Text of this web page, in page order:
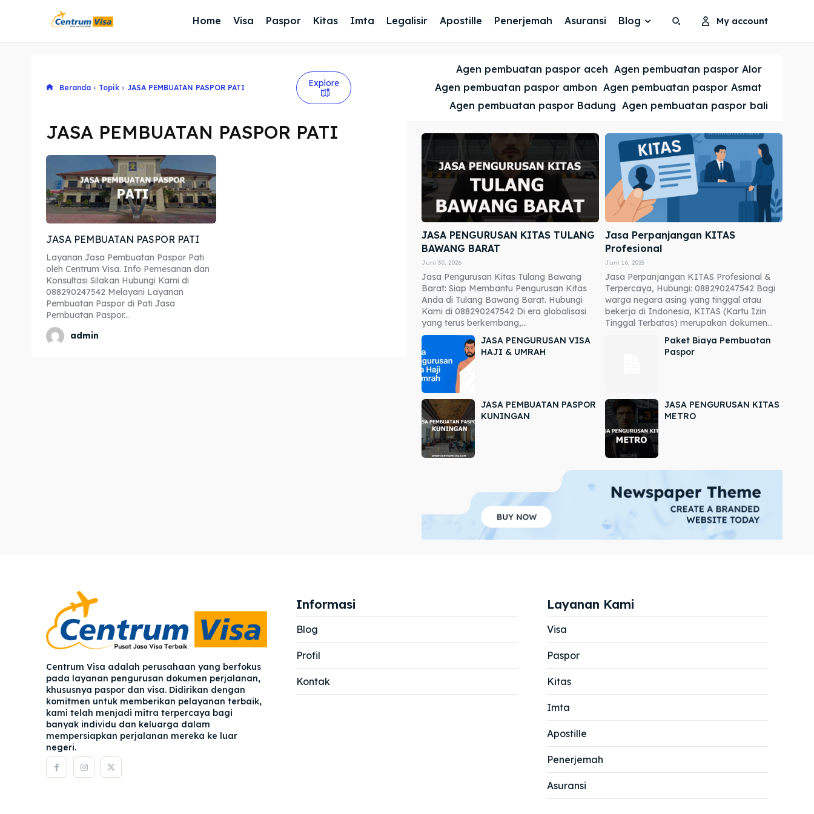
Explore our destinations
Blog
Cari
Explore our destinations
Blog
Cari
Home Visa Paspor Kitas Imta Legalisir Apostille Penerjemah Asuransi Blog My account
Beranda Topik JASA PEMBUATAN PASPOR PATI Explore
Agen pembuatan paspor aceh Agen pembuatan paspor Alor
Agen pembuatan paspor ambon Agen pembuatan paspor Asmat
Agen pembuatan paspor Badung Agen pembuatan paspor bali
JASA PEMBUATAN PASPOR PATI
JASA PEMBUATAN PASPOR PATI
Layanan Jasa Pembuatan Paspor Pati
oleh Centrum Visa. Info Pemesanan dan
Konsultasi Silakan Hubungi Kami di
088290247542 Melayani Layanan
Pembuatan Paspor di Pati Jasa
Pembuatan Paspor...
admin
JASA PENGURUSAN KITAS TULANG
BAWANG BARAT
Juni 30, 2026
Jasa Pengurusan Kitas Tulang Bawang
Barat: Siap Membantu Pengurusan Kitas
Anda di Tulang Bawang Barat. Hubungi
Kami di 088290247542 Di era globalisasi
yang terus berkembang,...
Jasa Perpanjangan KITAS
Profesional
Juni 16, 2025
Jasa Perpanjangan KITAS Profesional &
Terpercaya, Hubungi: 088290247542 Bagi
warga negara asing yang tinggal atau
bekerja di Indonesia, KITAS (Kartu Izin
Tinggal Terbatas) merupakan dokumen...
JASA PENGURUSAN VISA
HAJI & UMRAH
Paket Biaya Pembuatan
Paspor
JASA PEMBUATAN PASPOR
KUNINGAN
JASA PENGURUSAN KITAS
METRO
Centrum Visa adalah perusahaan yang berfokus
pada layanan pengurusan dokumen perjalanan,
khususnya paspor dan visa. Didirikan dengan
komitmen untuk memberikan pelayanan terbaik,
kami telah menjadi mitra terpercaya bagi
banyak individu dan keluarga dalam
mempersiapkan perjalanan mereka ke luar
negeri.
Informasi
Blog
Profil
Kontak
Layanan Kami
Visa
Paspor
Kitas
Imta
Apostille
Penerjemah
Asuransi